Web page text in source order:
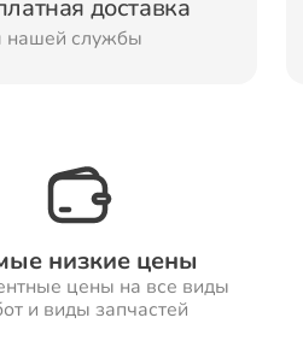
доставка
нашей службы
низкие цены
цены на все виды
и виды запчастей